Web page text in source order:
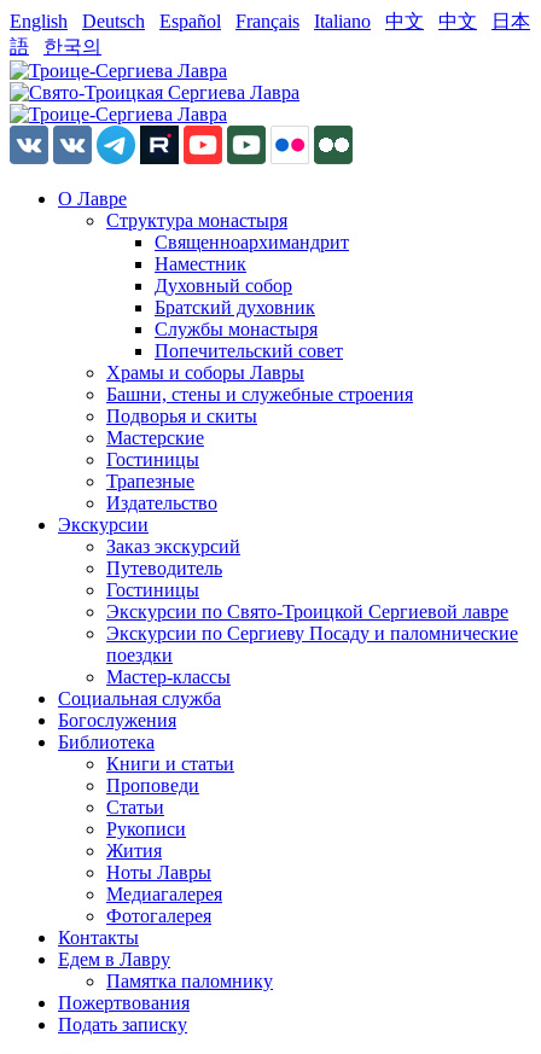
English Deutsch Español Français Italiano 中文 中文
日本
語
한국의
О Лавре
Структура монастыря
Священноархимандрит
Наместник
Духовный собор
Братский духовник
Службы монастыря
Попечительский совет
Храмы и соборы Лавры
Башни, стены и служебные строения
Подворья и скиты
Мастерские
Гостиницы
Трапезные
Издательство
Экскурсии
Заказ экскурсий
Путеводитель
Гостиницы
Экскурсии по Свято-Троицкой Сергиевой лавре
Экскурсии по Сергиеву Посаду и паломнические
поездки
Мастер-классы
Социальная служба
Богослужения
Библиотека
Книги и статьи
Проповеди
Статьи
Рукописи
Жития
Ноты Лавры
Медиагалерея
Фотогалерея
Контакты
Едем в Лавру
Памятка паломнику
Пожертвования
Подать записку